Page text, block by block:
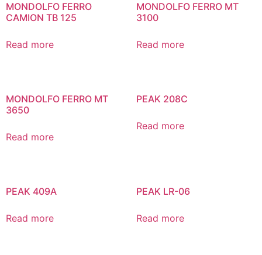
MONDOLFO FERRO
CAMION TB 125
Read more
MONDOLFO FERRO MT
3100
Read more
MONDOLFO FERRO MT
3650
Read more
PEAK 208C
Read more
PEAK 409A
Read more
PEAK LR-06
Read more